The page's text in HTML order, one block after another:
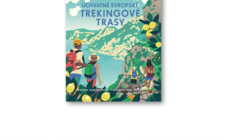
hviezdičiek.